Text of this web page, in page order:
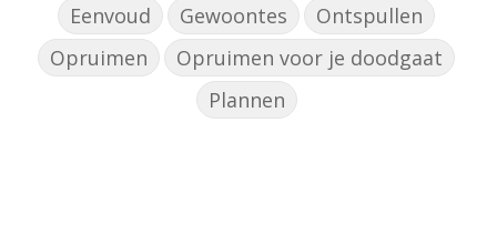
Eenvoud
Gewoontes
Ontspullen
Opruimen
Opruimen voor je doodgaat
Plannen